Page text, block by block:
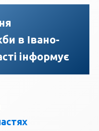
в Івано-
інформує